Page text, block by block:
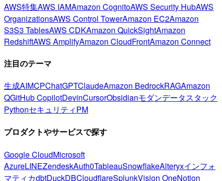
AWS特集AWS IAMAmazon CognitoAWS Security HubAWS
OrganizationsAWS Control TowerAmazon EC2Amazon
S3S3 TablesAWS CDKAmazon QuickSightAmazon
RedshiftAWS AmplifyAmazon CloudFrontAmazon Connect
注目のテーマ
生成AIMCPChatGPTClaudeAmazon BedrockRAGAmazon
QGitHub CopilotDevinCursorObsidianモダンデータスタック
PythonセキュリティPM
プロダクトやサービスで探す
Google CloudMicrosoft
AzureLINEZendeskAuth0TableauSnowflakeAlteryxインフォ
マティカdbtDuckDBCloudflareSplunkVision OneNotion